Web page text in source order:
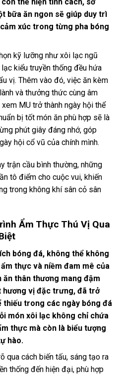
bữa ăn ngon sẽ giúp duy trì
xúc trong từng pha bóng
kỹ lưỡng như xôi lạc ngũ
kiểu truyền thống đều hứa
vị. Thêm vào đó, việc ăn kèm
và thưởng thức cùng âm
MU trở thành ngày hội thể
bị tốt món ăn phù hợp sẽ là
phút giây đáng nhớ, góp
hội cổ vũ của chính mình.
trận cầu bình thường, những
tô điểm cho cuộc vui, khiến
trong không khí sân cỏ sân
Ẩm Thực Thú Vị Qua
bóng đá, không thể không
thực và niềm đam mê của
ăn thân thương mang đậm
hương vị đặc trưng, đã trở
thiếu trong các ngày bóng đá
món xôi lạc không chỉ chứa
thực mà còn là biểu tượng
hào.
qua cách biến tấu, sáng tạo ra
thống đến hiện đại, phù hợp